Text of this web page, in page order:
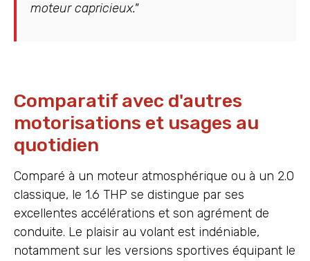
moteur capricieux."
Comparatif avec d'autres
motorisations et usages au
quotidien
Comparé à un moteur atmosphérique ou à un 2.0
classique, le 1.6 THP se distingue par ses
excellentes accélérations et son agrément de
conduite. Le plaisir au volant est indéniable,
notamment sur les versions sportives équipant le